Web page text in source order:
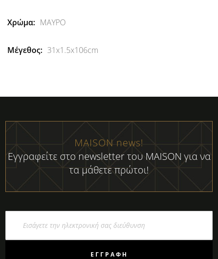
ΜΑΥΡΟ
31x1.5x106cm
MAISON news!
Εγγραφείτε στο newsletter του MAISON για να
τα μάθετε πρώτοι!
ΕΓΓΡΑΦΉ